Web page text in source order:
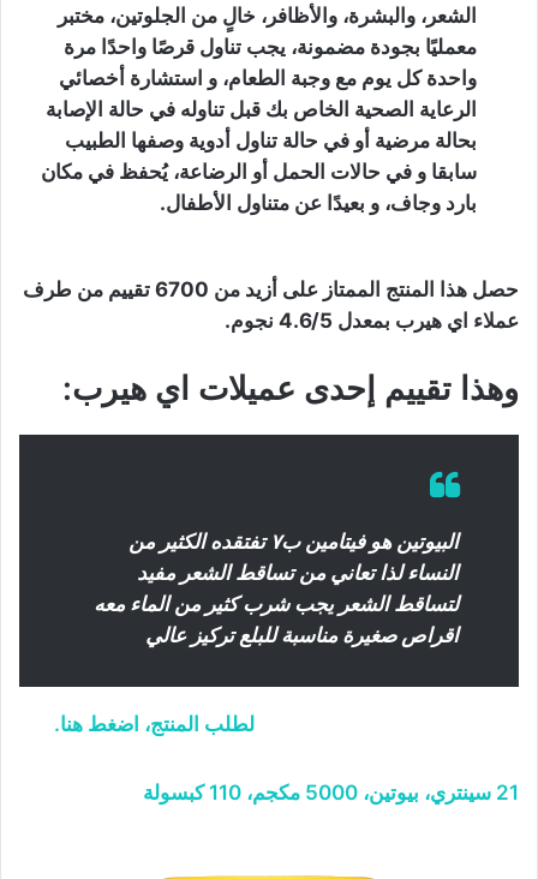
الشعر، والبشرة، والأظافر، خالٍ من الجلوتين، مختبر
معمليًا بجودة مضمونة، يجب تناول قرصًا واحدًا مرة
واحدة كل يوم مع وجبة الطعام، و استشارة أخصائي
الرعاية الصحية الخاص بك قبل تناوله في حالة الإصابة
بحالة مرضية أو في حالة تناول أدوية وصفها الطبيب
سابقا و في حالات الحمل أو الرضاعة، يُحفظ في مكان
بارد وجاف، و بعيدًا عن متناول الأطفال.
حصل هذا المنتج الممتاز على أزيد من 6700 تقييم من طرف
عملاء اي هيرب بمعدل 4.6/5 نجوم.
وهذا تقييم إحدى عميلات اي هيرب:
البيوتين هو فيتامين ب٧ تفتقده الكثير من
النساء لذا تعاني من تساقط الشعر مفيد
لتساقط الشعر يجب شرب كثير من الماء معه
اقراص صغيرة مناسبة للبلع تركيز عالي
لطلب المنتج، اضغط هنا.
21 سينتري، بيوتين، 5000 مكجم، 110 كبسولة